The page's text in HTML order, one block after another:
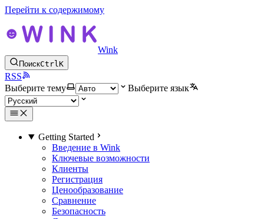
Перейти к содержимому
Wink
ПоискCtrlK
RSS
Выберите тему
Выберите язык
Getting Started
Введение в Wink
Ключевые возможности
Клиенты
Регистрация
Ценообразование
Сравнение
Безопасность